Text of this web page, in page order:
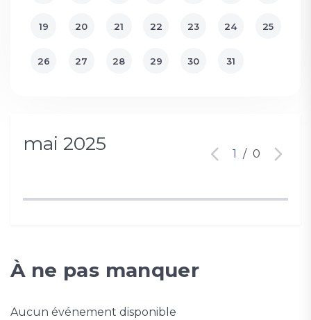
19 20 21 22 23 24 25
26 27 28 29 30 31
mai 2025 1 / 0
À ne pas manquer
Aucun événement disponible